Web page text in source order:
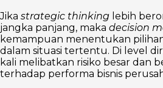
Jika strategic thinking lebih
jangka panjang, maka decision
kemampuan menentukan
dalam situasi tertentu. Di level
kali melibatkan risiko besar dan
terhadap performa bisnis